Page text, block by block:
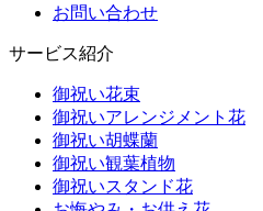
お問い合わせ
サービス紹介
御祝い花束
御祝いアレンジメント花
御祝い胡蝶蘭
御祝い観葉植物
御祝いスタンド花